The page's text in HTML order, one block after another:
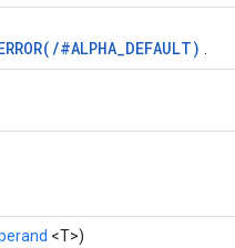
#ALPHA_DEFAULT)
<T>)